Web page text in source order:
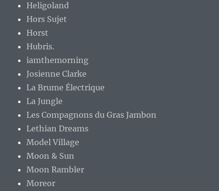
Heligoland
Hors Sujet
Horst
Hubris.
iamthemorning
Josienne Clarke
La Brume Électrique
La Jungle
Les Compagnons du Gras Jambon
Lethian Dreams
Model Village
Moon & Sun
Moon Rambler
Moreor